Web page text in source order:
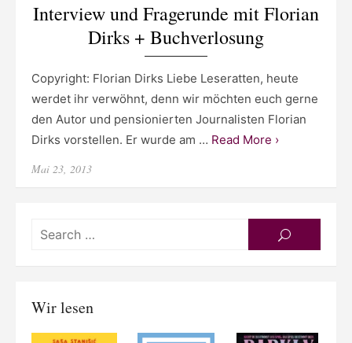
Interview und Fragerunde mit Florian
Dirks + Buchverlosung
Copyright: Florian Dirks Liebe Leseratten, heute
werdet ihr verwöhnt, denn wir möchten euch gerne
den Autor und pensionierten Journalisten Florian
Dirks vorstellen. Er wurde am … Read More ›
Posted
Mai 23, 2013
SEARCH
Wir lesen